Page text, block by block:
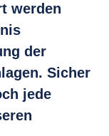
werden
der
Sicher
jede